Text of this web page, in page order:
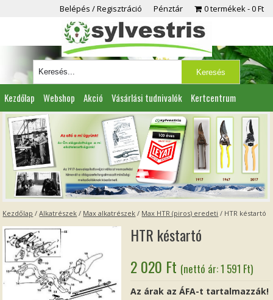
Belépés / Regisztráció Pénztár 0 termékek 0 Ft
Kezdőlap Webshop Akció Vásárlási tudnivalók Kertcentrum
Viszonteladóknak Partnereink Kapcsolat
Kezdőlap /Alkatrészek / Max alkatrészek / Max HTR (piros) eredeti / HTR késtartó
HTR késtartó
2 020 Ft (nettó ár:1 591 Ft)
Az árak az ÁFA-t tartalmazzák!